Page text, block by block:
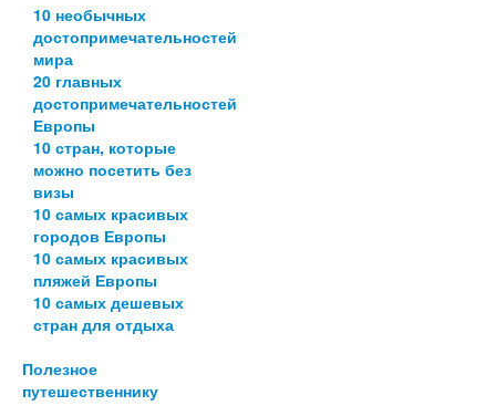
10 необычных
достопримечательностей
мира
20 главных
достопримечательностей
Европы
10 стран, которые
можно посетить без
визы
10 самых красивых
городов Европы
10 самых красивых
пляжей Европы
10 самых дешевых
стран для отдыха
Полезное
путешественнику